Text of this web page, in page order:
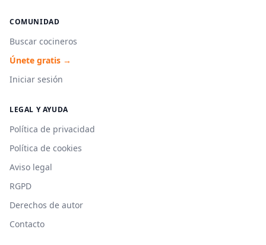
COMUNIDAD
Buscar cocineros
Únete gratis →
Iniciar sesión
LEGAL Y AYUDA
Política de privacidad
Política de cookies
Aviso legal
RGPD
Derechos de autor
Contacto